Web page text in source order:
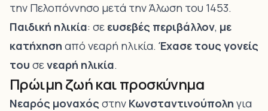
την Πελοπόννησο μετά την Άλωση του 1453.
Παιδική ηλικία: σε ευσεβές περιβάλλον, με
κατήχηση από νεαρή ηλικία. Έχασε τους γονείς
του σενεαρή ηλικία.
Πρώιμη ζωή και προσκύνημα
Νεαρός μοναχός στην Κωνσταντινούπολη για